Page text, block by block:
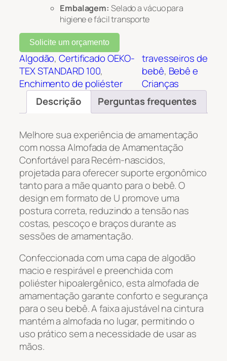
Embalagem: Selado a vácuo para
higiene e fácil transporte
Solicite um orçamento
Algodão, Certificado OEKO-
TEX STANDARD 100
Enchimento de poliéster
travesseiros de
bebê, Bebê e
Crianças
Descrição
Perguntas frequentes
Melhore sua experiência de amamentação
com nossa Almofada de Amamentação
Confortável para Recém-nascidos,
projetada para oferecer suporte ergonômico
tanto para a mãe quanto para o bebê. O
design em formato de U promove uma
postura correta, reduzindo a tensão nas
costas, pescoço e braços durante as
sessões de amamentação.
Confeccionada com uma capa de algodão
macio e respirável e preenchida com
poliéster hipoalergênico, esta almofada de
amamentação garante conforto e segurança
para o seu bebê. A faixa ajustável na cintura
mantém a almofada no lugar, permitindo o
uso prático sem a necessidade de usar as
mãos.